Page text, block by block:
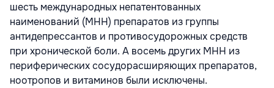
шесть международных непатентованных
наименований (МНН) препаратов из группы
антидепрессантов и противосудорожных средств
при хронической боли. А восемь других МНН из
периферических сосудорасширяющих препаратов,
ноотропов и витаминов были исключены.